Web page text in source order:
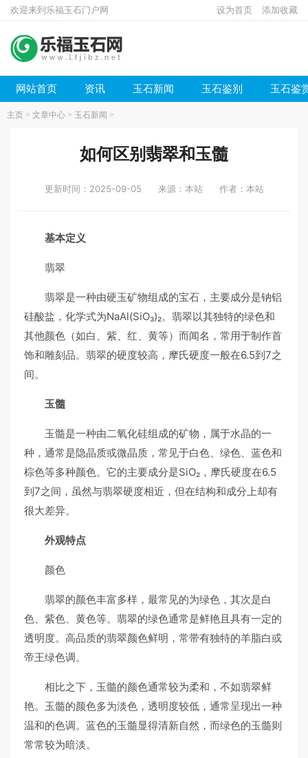
欢迎来到乐福玉石门户网 设为首页 添加收藏
网站首页 资讯 玉石新闻 玉石鉴别 玉石鉴
主页 > 文章中心 > 玉石新闻 >
如何区别翡翠和玉髓
更新时间：2025-09-05 来源：本站 作者：本站
基本定义
翡翠
翡翠是一种由硬玉矿物组成的宝石，主要成分是钠铝
硅酸盐，化学式为NaAl(SiO₃)₂。翡翠以其独特的绿色和
其他颜色（如白、紫、红、黄等）而闻名，常用于制作首
饰和雕刻品。翡翠的硬度较高，摩氏硬度一般在6.5到7之
间。
玉髓
玉髓是一种由二氧化硅组成的矿物，属于水晶的一
种，通常是隐晶质或微晶质，常见于白色、绿色、蓝色和
棕色等多种颜色。它的主要成分是SiO₂，摩氏硬度在6.5
到7之间，虽然与翡翠硬度相近，但在结构和成分上却有
很大差异。
外观特点
颜色
翡翠的颜色丰富多样，最常见的为绿色，其次是白
色、紫色、黄色等。翡翠的绿色通常是鲜艳且具有一定的
透明度。高品质的翡翠颜色鲜明，常带有独特的羊脂白或
帝王绿色调。
相比之下，玉髓的颜色通常较为柔和，不如翡翠鲜
艳。玉髓的颜色多为淡色，透明度较低，通常呈现出一种
温和的色调。蓝色的玉髓显得清新自然，而绿色的玉髓则
常常较为暗淡。